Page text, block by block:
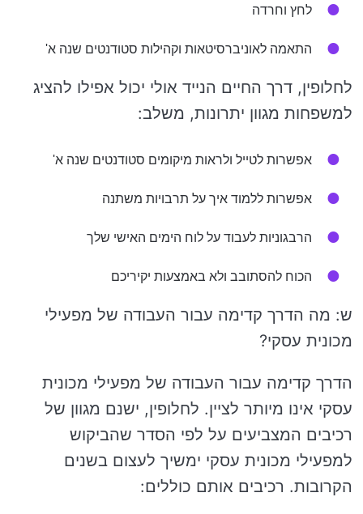
לחץ וחרדה
התאמה לאוניברסיטאות וקהילות סטודנטים שנה א'
לחלופין, דרך החיים הנייד אולי יכול אפילו להציג
למשפחות מגוון יתרונות, משלב:
אפשרות לטייל ולראות מיקומים סטודנטים שנה א'
אפשרות ללמוד איך על תרבויות משתנה
הרבגוניות לעבוד על לוח הימים האישי שלך
הכוח להסתובב ולא באמצעות יקיריכם
ש: מה הדרך קדימה עבור העבודה של מפעילי
מכונית עסקי?
הדרך קדימה עבור העבודה של מפעילי מכונית
עסקי אינו מיותר לציין. לחלופין, ישנם מגוון של
רכיבים המצביעים על לפי הסדר שהביקוש
למפעילי מכונית עסקי ימשיך לעצום בשנים
הקרובות. רכיבים אותם כוללים: